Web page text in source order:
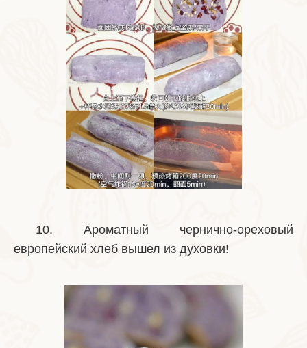
10. Ароматный чернично-ореховый
европейский хлеб вышел из духовки!